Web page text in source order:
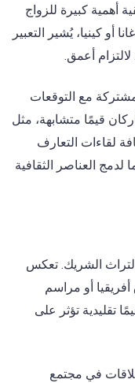
أهمية كبيرة للزواج
كينيا، يُشير التعبير
لالتزام أعمق.
مع التوقعات
قيمًا متشابهة، مثل
لقاءات التعارف
العناصر الثقافية
لتراث الشريك. تعكس
أو مراسم
تقليدية تؤثر على
في مجتمع